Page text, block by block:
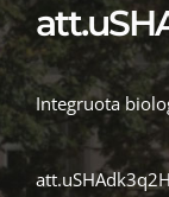
Integruota